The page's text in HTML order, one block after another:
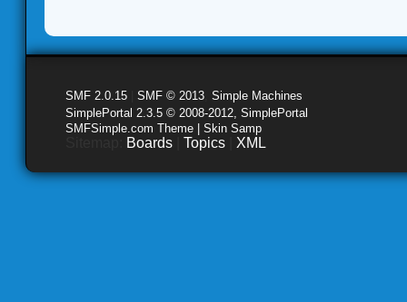
SMF 2.0.15 SMF © 2013 Simple Machines
SimplePortal 2.3.5 © 2008-2012, SimplePortal
SMFSimple.com Theme | Skin Samp
Boards Topics XML